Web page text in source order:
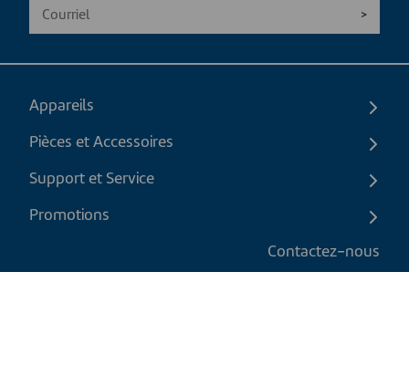
Appareils
Pièces et Accessoires
Support et Service
Promotions
Contactez-nous